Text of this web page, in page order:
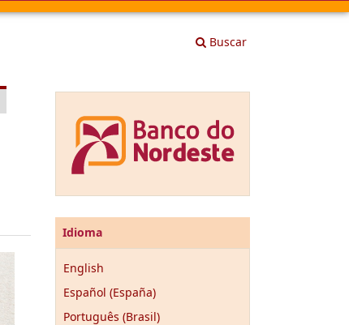
Buscar
Idioma
English
Español (España)
Português (Brasil)